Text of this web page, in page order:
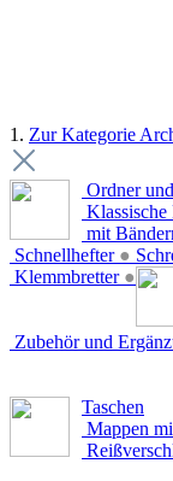
1. Zur Kategorie
Ordner
Klassische
mit
Schnellhefter ●
Klemmbretter ●
Zubehör und
Taschen
Mappen